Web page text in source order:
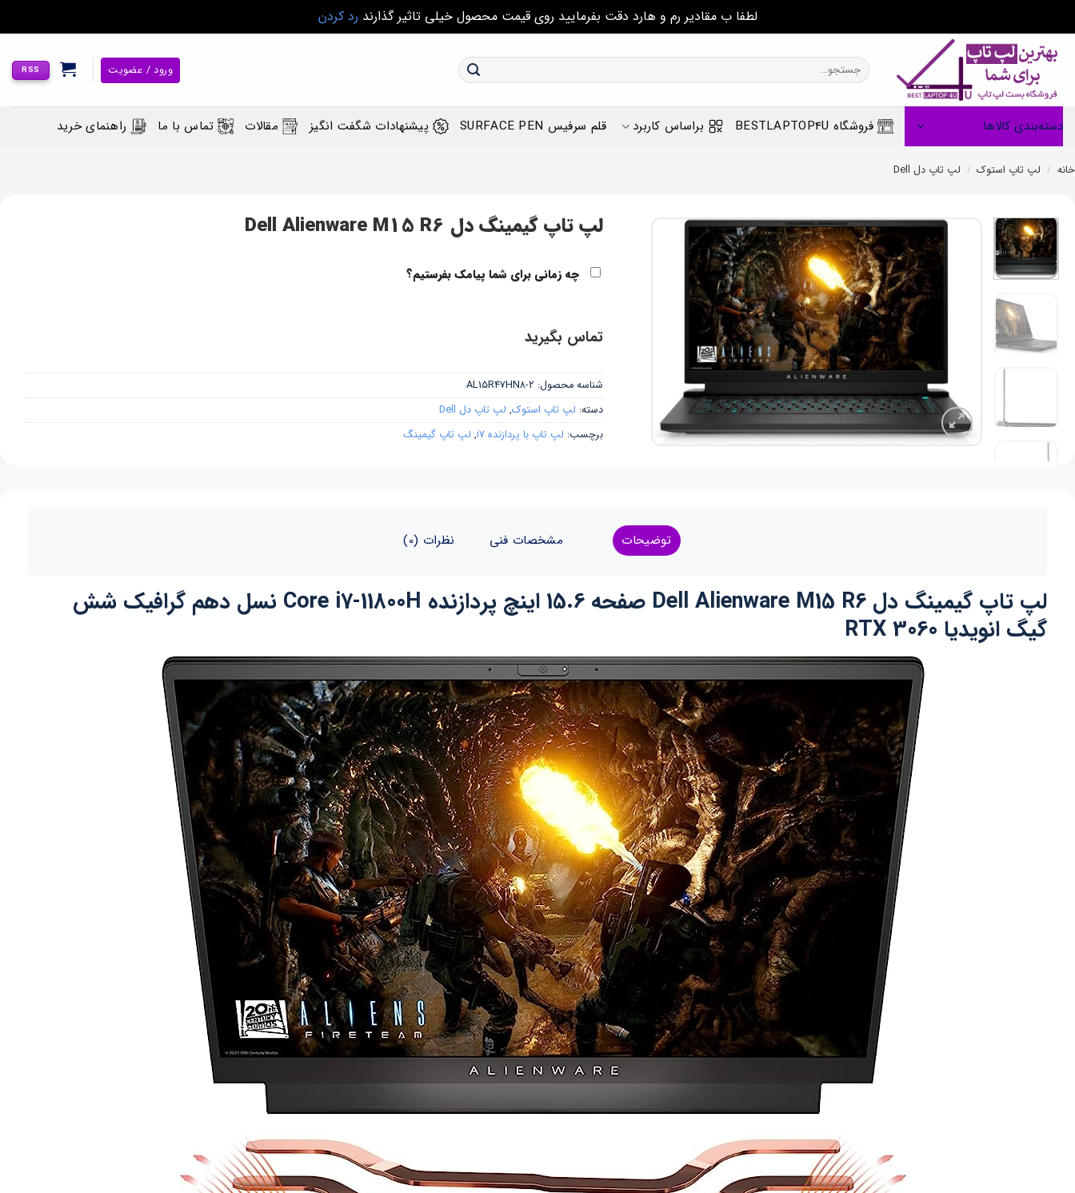
لطفا ب مقادیر رم و هارد دقت بفرمایید روی قیمت محصول خیلی تاثیر گذارند رد کردن
content
جستجو
برای:
ورود / عضویت RSS
دسته‌بندی کالاها فروشگاه BESTLAPTOP4U براساس کاربرد قلم سرفیس SURFACE PEN پیشنهادات شگفت انگیز مقالات تماس با ما راهنمای خرید
خانه / لپ تاپ استوک / لپ تاپ دل Dell
لپ تاپ گیمینگ دل Dell Alienware M15 R6
چه زمانی برای شما پیامک بفرستیم؟
تماس بگیرید
شناسه محصول: AL15R47HN8-2
دسته: لپ تاپ استوک, لپ تاپ دل Dell
برچسب: لپ تاپ با پردازنده i7 , لپ تاپ گیمینگ
توضیحات مشخصات فنی نظرات (0)
لپ تاپ گیمینگ دل Dell Alienware M15 R6 صفحه 15.6 اینچ پردازنده Core i7-11800H نسل دهم گرافیک شش
گیگ انویدیا RTX 3060